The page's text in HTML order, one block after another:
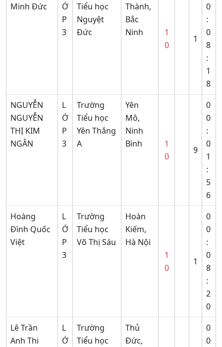
Minh Đức
Ớ
P
3
Tiểu học
Nguyệt
Đức
Thành,
Bắc
Ninh
1
0
1
0
:
0
8
:
1
8
NGUYỄN
NGUYỄN
THỊ KIM
NGÂN
L
Ớ
P
3
Trường
Tiểu học
Yên Thắng
A
Yên
Mô,
Ninh
Bình
1
0
9
0
0
:
0
1
:
5
6
Hoàng
Đình Quốc
Việt
L
Ớ
P
3
Trường
Tiểu học
Võ Thị Sáu
Hoàn
Kiếm,
Hà Nội
1
0
1
0
0
:
0
8
:
2
0
Lê Trần
Anh Thi
L
Ớ
Trường
Tiểu học
Thủ
Đức,
0
0